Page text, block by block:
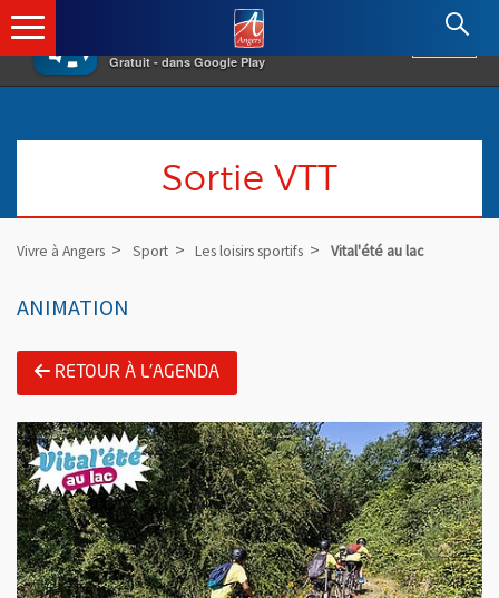
×
Gratuit - dans Google Play
Angers.fr : Retour à l'accueil
Sortie VTT
Vivre à Angers Sport Les loisirs sportifs Vital'été au lac
ANIMATION
RETOUR À L'AGENDA